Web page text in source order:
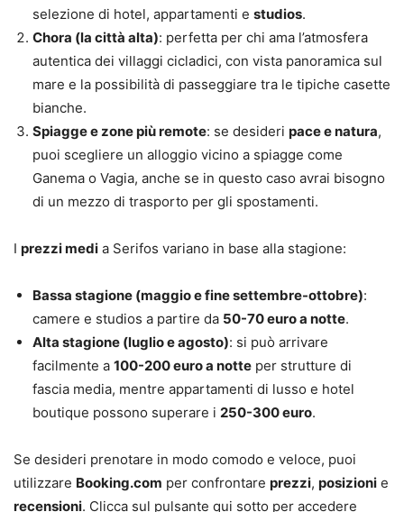
selezione di hotel, appartamenti e studios.
Chora (la città alta): perfetta per chi ama l’atmosfera
autentica dei villaggi cicladici, con vista panoramica sul
mare e la possibilità di passeggiare tra le tipiche casette
bianche.
Spiagge e zone più remote: se desideri pace e natura,
puoi scegliere un alloggio vicino a spiagge come
Ganema o Vagia, anche se in questo caso avrai bisogno
di un mezzo di trasporto per gli spostamenti.
I prezzi medi a Serifos variano in base alla stagione:
Bassa stagione (maggio e fine settembre-ottobre):
camere e studios a partire da 50-70 euro a notte.
Alta stagione (luglio e agosto): si può arrivare
facilmente a 100-200 euro a notte per strutture di
fascia media, mentre appartamenti di lusso e hotel
boutique possono superare i 250-300 euro.
Se desideri prenotare in modo comodo e veloce, puoi
utilizzare Booking.com per confrontare prezzi, posizioni e
recensioni. Clicca sul pulsante qui sotto per accedere